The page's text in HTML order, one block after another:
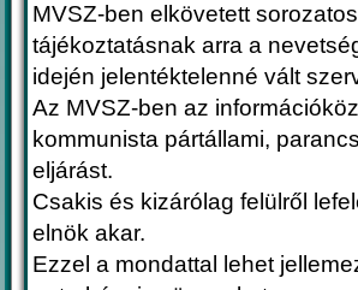
MVSZ-ben elkövetett
tájékoztatásnak arra a
idején jelentéktelenné vált
Az MVSZ-ben az
kommunista pártállami,
eljárást.
Csakis és kizárólag felülről
elnök akar.
Ezzel a mondattal lehet